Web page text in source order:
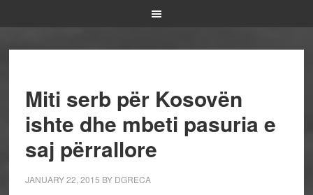
Miti serb për Kosovën
ishte dhe mbeti pasuria e
saj përrallore
JANUARY 22, 2015 BY DGRECA